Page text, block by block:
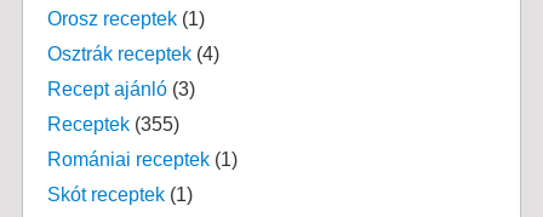
Orosz receptek(1)
Osztrák receptek(4)
Recept ajánló(3)
Receptek(355)
Romániai receptek(1)
Skót receptek(1)